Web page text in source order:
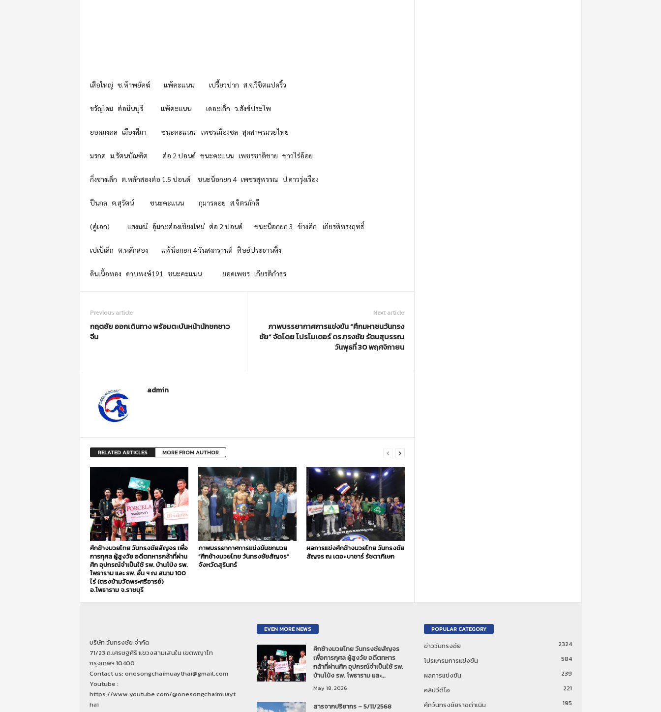
เสือใหญ่ ช.ห้าพยัคฆ์ แพ้คะแนน เปรี้ยวปาก ส.จ.วิชิตแปดริ้ว
ขวัญโดม ต่อมีนบุรี แพ้คะแนน เดอะเล็ก ว.สังข์ประไพ
ยอดมงคล เมืองสีมา ชนะคะแนน เพชรเมืองชล สุดสาครมวยไทย
มรกต ม.รัตนบัณฑิต ต่อ 2 ปอนด์ ชนะคะแนน เพชรชาติชาย ชาวไร่อ้อย
กิ่งซางเล็ก ต.หลักสองต่อ 1.5 ปอนด์ ชนะน็อกยก 4 เพชรสุพรรณ ป.ดาวรุ่งเรือง
ปืนกล ต.สุรัตน์ ชนะคะแนน กุมารดอย ส.จิตรภักดี
(คู่เอก) แสงมณี อุ้มกะต๋องเชียงใหม่ ต่อ 2 ปอนด์ ชนะน็อกยก 3 ช้างศึก เกียรติทรงฤทธิ์
เปเป้เล็ก ต.หลักสอง แพ้น็อกยก 4 วันสงกรานต์ ศิษย์ประธานติ่ง
ดินเนื้อทอง ดาบพงษ์191 ชนะคะแนน ยอดเพชร เกียรติกำธร
Previous article
กฤตชัย ออกเดินทาง พร้อมตะบันหน้านักชกชาว
จีน
Next article
ภาพบรรยากาศการแข่งขัน “ศึกมหาชนวันทรง
ชัย” จัดโดย โปรโมเตอร์ ดร.ทรงชัย รัตนสุบรรณ
วันพุธที่ 30 พฤศจิกายน
admin
RELATED ARTICLES MORE FROM AUTHOR
ศึกช้างมวยไทย วันทรงชัยสัญจร เพื่อ
การกุศล ผู้สูงวัย อดีตทหารกล้าที่ผ่าน
ศึก อุปกรณ์จำเป็นใช้ รพ. บ้านโป่ง รพ.
โพธาราม และ รพ. อื่น ฯ ณ สนาม 100
ไร่ (ตรงข้ามวัดพระศรีอารย์)
อ.โพธาราม จ.ราชบุรี
ภาพบรรยากาศการแข่งขันชกมวย
“ศึกช้างมวยไทย วันทรงชัยสัญจร”
จังหวัดสุรินทร์
ผลการแข่งศึกช้างมวยไทย วันทรงชัย
สัญจร ณ เดอะ บาซาร์ รัชดาภิเษก
บริษัท วันทรงชัย จำกัด
71/23 ถ.เศรษฐศิริ แขวงสามเสนใน เขตพญาไท
กรุงเทพฯ 10400
Contact us: onesongchaimuaythai@gmail.com
Youtube :
https://www.youtube.com/@onesongchaimuayt
hai
EVEN MORE NEWS
ศึกช้างมวยไทย วันทรงชัยสัญจร
เพื่อการกุศล ผู้สูงวัย อดีตทหาร
กล้าที่ผ่านศึก อุปกรณ์จำเป็นใช้ รพ.
บ้านโป่ง รพ. โพธาราม และ...
May 18, 2026
สารจากปริยากร – 5/11/2568
POPULAR CATEGORY
ข่าววันทรงชัย
2324
โปรแกรมการแข่งขัน
584
ผลการแข่งขัน
239
คลิปวีดีโอ
221
ศึกวันทรงชัยราชดำเนิน
195